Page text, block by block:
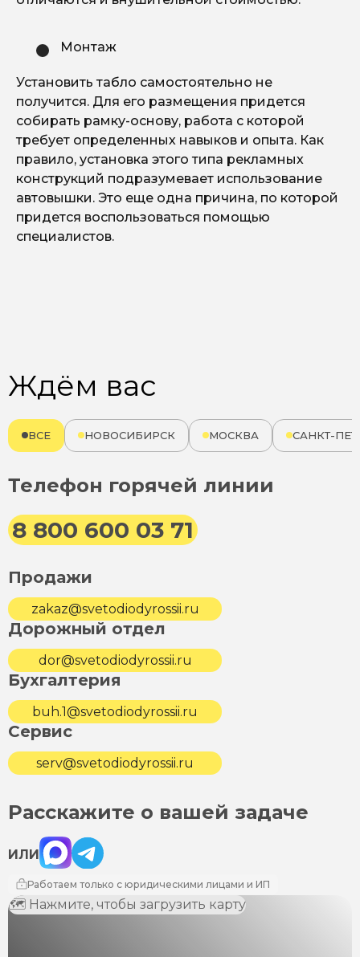
Монтаж
Установить табло самостоятельно не
получится. Для его размещения придется
собирать рамку-основу, работа с которой
требует определенных навыков и опыта. Как
правило, установка этого типа рекламных
конструкций подразумевает использование
автовышки. Это еще одна причина, по которой
придется воспользоваться помощью
специалистов.
Ждём вас
ВСЕ НОВОСИБИРСК МОСКВА САНКТ-
Телефон горячей линии
8 800 600 03 71
Продажи
zakaz@svetodiodyrossii.ru
Дорожный отдел
dor@svetodiodyrossii.ru
Бухгалтерия
buh.1@svetodiodyrossii.ru
Сервис
serv@svetodiodyrossii.ru
Расскажите о вашей задаче
ИЛИ
Max Telegram
Работаем только с юридическими лицами и ИП
🗺 Нажмите, чтобы загрузить карту